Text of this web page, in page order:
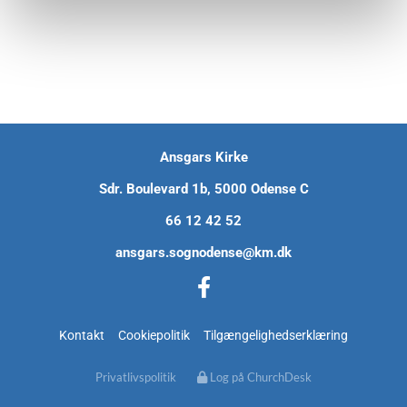
Ansgars Kirke
Sdr. Boulevard 1b, 5000 Odense C
66 12 42 52
ansgars.sognodense@km.dk
Kontakt Cookiepolitik Tilgængelighedserklæring
Privatlivspolitik Log på ChurchDesk